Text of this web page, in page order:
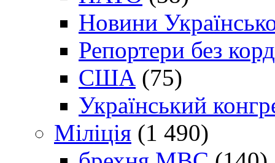
Новини
Репортери без
США (75)
Український
Міліція (1 490)